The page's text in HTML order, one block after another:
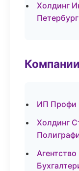
Холдинг
Петербург
ИП Профи
Холдинг